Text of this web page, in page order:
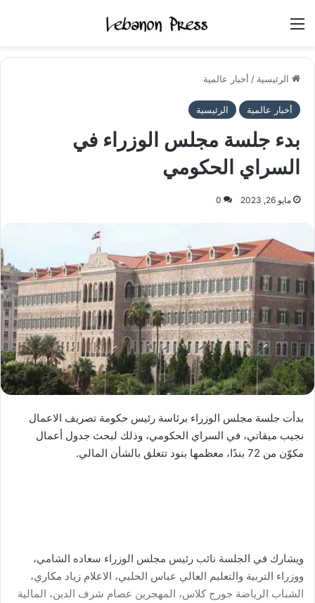
الرئيسية / أخبار عالمية
أخبار عالمية الرئيسية
بدء جلسة مجلس الوزراء في
السراي الحكومي
مايو 26, 2023 0
بدأت جلسة مجلس الوزراء برئاسة رئيس حكومة تصريف الاعمال
نجيب ميقاتي، في السراي الحكومي، وذلك لبحث جدول أعمال
مكوّن من 72 بندًا، معظمها بنود تتعلق بالشأن المالي.
ويشارك في الجلسة نائب رئيس مجلس الوزراء سعاده الشامي،
ووزراء التربية والتعليم العالي عباس الحلبي، الاعلام زياد مكاري،
الشباب الرياضة جورج كلاس، المهجرين عصام شرف الدين، المالية